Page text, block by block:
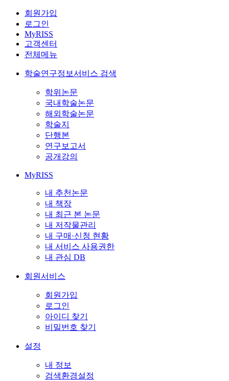
회원가입
로그인
MyRISS
고객센터
전체메뉴
학술연구정보서비스 검색
학위논문
국내학술논문
해외학술논문
학술지
단행본
연구보고서
공개강의
MyRISS
내 추천논문
내 책장
내 최근 본 논문
내 저작물관리
내 구매·신청 현황
내 서비스 사용권한
내 관심 DB
회원서비스
회원가입
로그인
아이디 찾기
비밀번호 찾기
설정
내 정보
검색환경설정